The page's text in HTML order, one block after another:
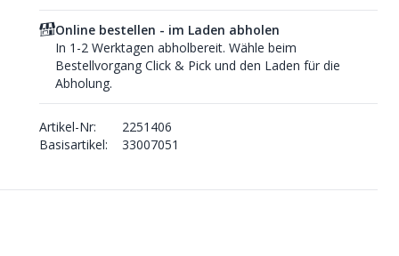
Online bestellen - im Laden abholen
In 1-2 Werktagen abholbereit. Wähle beim
Bestellvorgang Click & Pick und den Laden für die
Abholung.
Artikel-Nr:
2251406
Basisartikel:
33007051